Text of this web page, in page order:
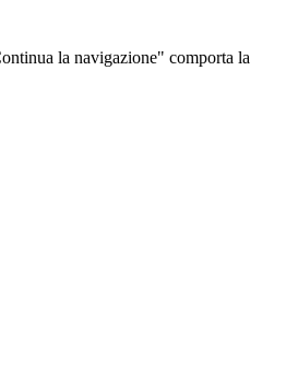
la navigazione" comporta la